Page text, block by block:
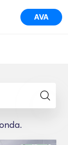
AVA